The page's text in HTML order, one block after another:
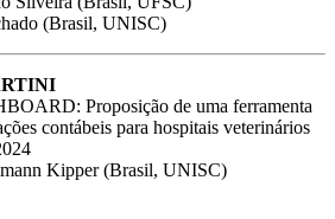
(Brasil, UNISC)
Proposição de uma ferramenta
contábeis para hospitais veterinários
Kipper (Brasil, UNISC)